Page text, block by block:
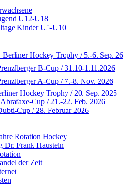
U12-U18
Kinder U5-U10
Hockey Trophy / 5.-6. Sep. 26
B-Cup / 31.10-1.11.2026
A-Cup / 7.-8. Nov. 2026
Hockey Trophy / 20. Sep. 2025
Cup / 21.-22. Feb. 2026
Cup / 28. Februar 2026
Rotation Hockey
Dr. Frank Haustein
der Zeit